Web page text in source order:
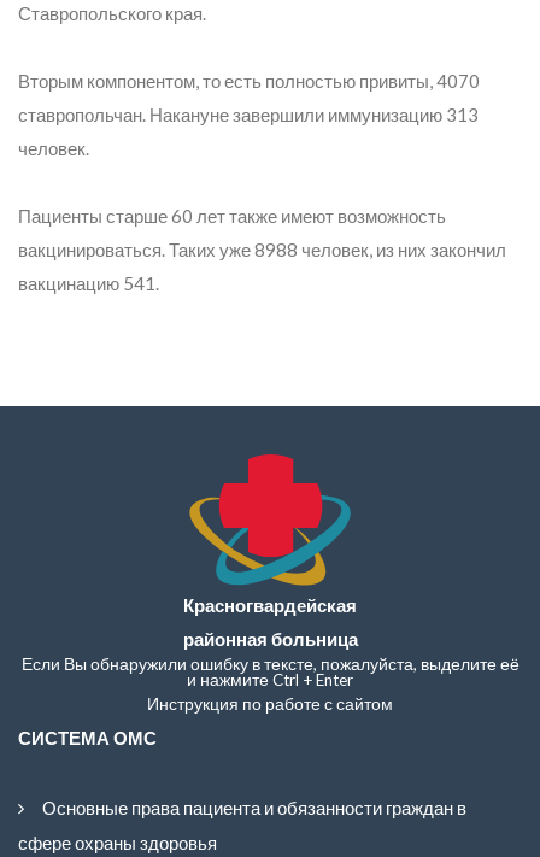
Ставропольского края.
Вторым компонентом, то есть полностью привиты, 4070
ставропольчан. Накануне завершили иммунизацию 313
человек.
Пациенты старше 60 лет также имеют возможность
вакцинироваться. Таких уже 8988 человек, из них закончил
вакцинацию 541.
Красногвардейская
районная больница
Если Вы обнаружили ошибку в тексте, пожалуйста, выделите её
и нажмите Ctrl + Enter
Инструкция по работе с сайтом
СИСТЕМА ОМС
Основные права пациента и обязанности граждан в
сфере охраны здоровья